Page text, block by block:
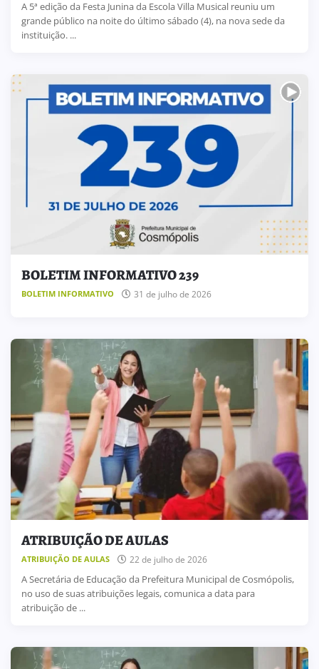
A 5ª edição da Festa Junina da Escola Villa Musical reuniu um
grande público na noite do último sábado (4), na nova sede da
instituição. ...
BOLETIM INFORMATIVO 239
BOLETIM INFORMATIVO 31 de julho de 2026
ATRIBUIÇÃO DE AULAS
ATRIBUIÇÃO DE AULAS 22 de julho de 2026
A Secretária de Educação da Prefeitura Municipal de Cosmópolis,
no uso de suas atribuições legais, comunica a data para
atribuição de ...